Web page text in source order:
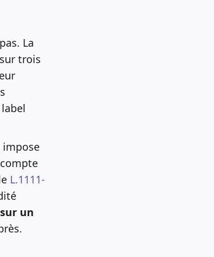
La
trois
L.1111-
sur un